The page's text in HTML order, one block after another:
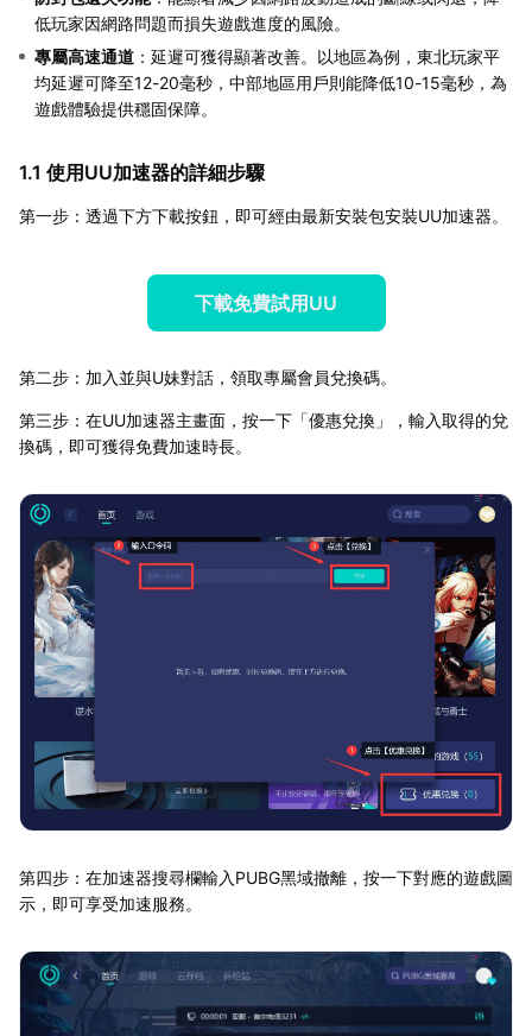
低玩家因網路問題而損失遊戲進度的風險。
專屬高速通道 ：延遲可獲得顯著改善。以地區為例，東北玩家平
均延遲可降至12-20毫秒，中部地區用戶則能降低10-15毫秒，為
遊戲體驗提供穩固保障。
1.1 使用UU加速器的詳細步驟
第一步：透過下方下載按鈕，即可經由最新安裝包安裝UU加速器。
下載免費試用UU
第二步：加入並與U妹對話，領取專屬會員兌換碼。
第三步：在UU加速器主畫面，按一下「優惠兌換」，輸入取得的兌
換碼，即可獲得免費加速時長。
第四步：在加速器搜尋欄輸入PUBG黑域撤離，按一下對應的遊戲圖
示，即可享受加速服務。